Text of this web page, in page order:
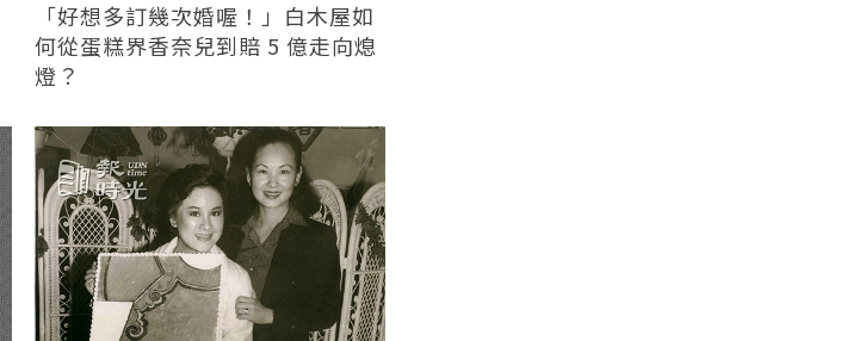
「好想多訂幾次婚喔！」白木屋如
何從蛋糕界香奈兒到賠 5 億走向熄
燈？